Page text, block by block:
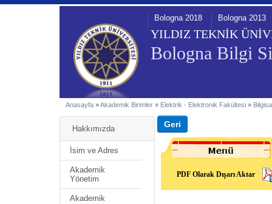
YILDIZ TEKNİK
Bologna Bilgi
Bologna 2018 Bologna 2013
Anasayfa »Akademik Birimler » Elektrik - Elektronik Fakültesi »
Hakkımızda
İsim ve Adres
Akademik
Yönetim
Akademik
PDF Olarak Dışarı Aktar